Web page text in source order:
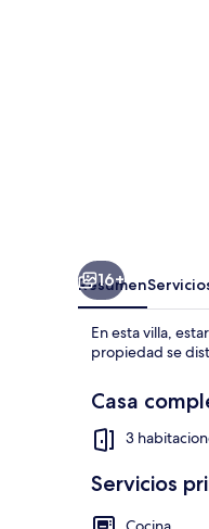
16+
Resumen
En esta villa,
propiedad se
Casa
3
Servicios